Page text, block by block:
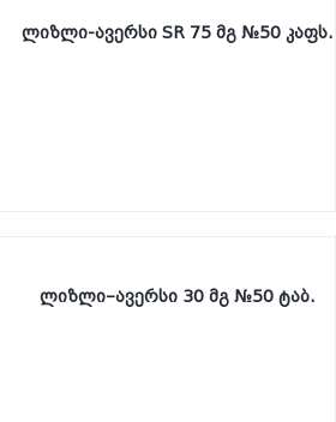
ლიზლი-ავერსი SR 75 მგ №50 კაფს.
ლიზლი–ავერსი 30 მგ №50 ტაბ.